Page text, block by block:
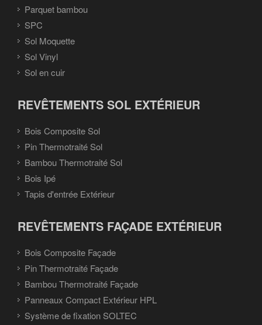
Parquet bambou
SPC
Sol Moquette
Sol Vinyl
Sol en cuir
REVÊTEMENTS SOL EXTÉRIEUR
Bois Composite Sol
Pin Thermotraité Sol
Bambou Thermotraité Sol
Bois Ipé
Tapis d'entrée Extérieur
REVÊTEMENTS FAÇADE EXTÉRIEUR
Bois Composite Façade
Pin Thermotraité Façade
Bambou Thermotraité Façade
Panneaux Compact Extérieur HPL
Système de fixation SOLTEC